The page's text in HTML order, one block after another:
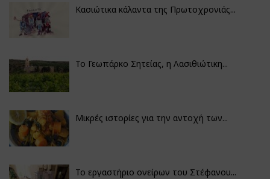
Κασιώτικα κάλαντα της Πρωτοχρονιάς...
Το Γεωπάρκο Σητείας, η Λασιθιώτικη...
Μικρές ιστορίες για την αντοχή των...
Το εργαστήριο ονείρων του Στέφανου...